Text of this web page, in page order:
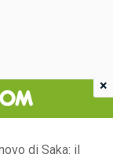
di Saka: il
×